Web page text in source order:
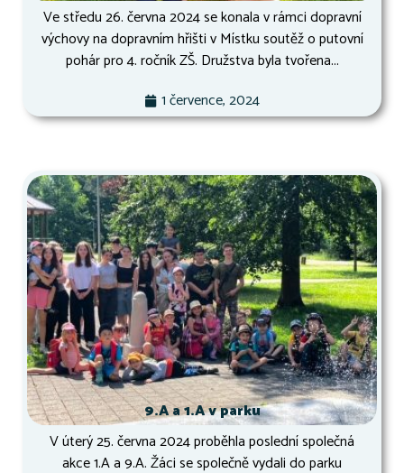
Ve středu 26. června 2024 se konala v rámci dopravní
výchovy na dopravním hřišti v Místku soutěž o putovní
pohár pro 4. ročník ZŠ. Družstva byla tvořena...
1 července, 2024
9.A a 1.A v parku
V úterý 25. června 2024 proběhla poslední společná
akce 1.A a 9.A. Žáci se společně vydali do parku